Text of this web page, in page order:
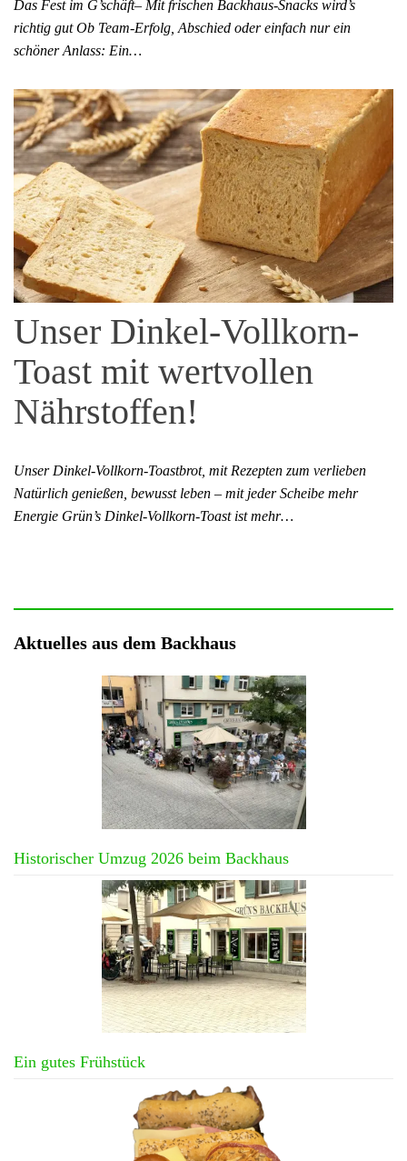
Das Fest im G’schäft– Mit frischen Backhaus-Snacks wird’s
richtig gut Ob Team-Erfolg, Abschied oder einfach nur ein
schöner Anlass: Ein…
Unser Dinkel-Vollkorn-
Toast mit wertvollen
Nährstoffen!
Unser Dinkel-Vollkorn-Toastbrot, mit Rezepten zum verlieben
Natürlich genießen, bewusst leben – mit jeder Scheibe mehr
Energie Grün’s Dinkel-Vollkorn-Toast ist mehr…
Aktuelles aus dem Backhaus
Historischer Umzug 2026 beim Backhaus
Ein gutes Frühstück